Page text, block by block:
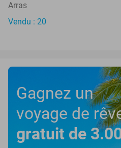
Arras
Vendu : 20
Gagnez un
voyage de
gratuit de